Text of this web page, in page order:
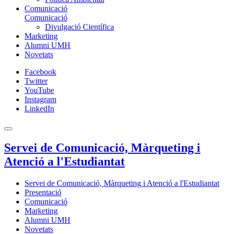
Comunicació
Comunicació
Divulgació Científica
Marketing
Alumni UMH
Novetats
Facebook
Twitter
YouTube
Instagram
LinkedIn
Servei de Comunicació, Màrqueting i
Atenció a l'Estudiantat
Servei de Comunicació, Màrqueting i Atenció a l'Estudiantat
Presentació
Comunicació
Marketing
Alumni UMH
Novetats